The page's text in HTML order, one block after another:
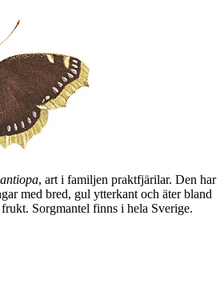
, art i familjen praktfjärilar. Den har
med bred, gul ytterkant och äter bland
Sorgmantel finns i hela Sverige.